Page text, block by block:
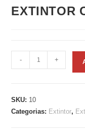
EXTINTOR
EXTINTOR
CO2
quantidade
- +
SKU: 10
Categorias: Extintor,